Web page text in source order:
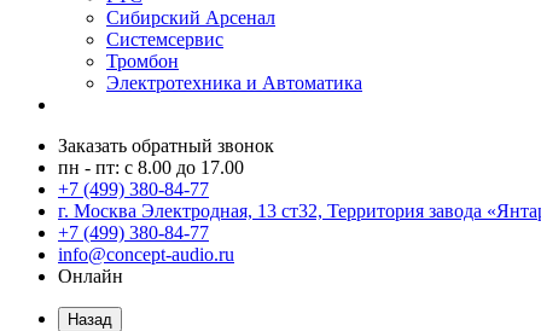
Сибирский Арсенал
Системсервис
Тромбон
Электротехника и Автоматика
Заказать обратный звонок
пн - пт: с 8.00 до 17.00
+7 (499) 380-84-77
г. Москва Электродная, 13 ст32, Территория завода
+7 (499) 380-84-77
info@concept-audio.ru
Онлайн
Назад